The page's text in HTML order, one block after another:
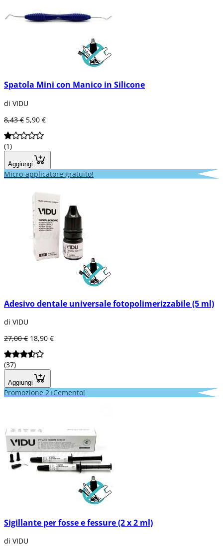
Spatola Mini con Manico in Silicone
di VIDU
8,43 € 5,90 €
(1)
Aggiungi
Micro-applicatore gratuito!
Adesivo dentale universale fotopolimerizzabile (5 ml)
di VIDU
27,00 € 18,90 €
(37)
Aggiungi
Promozione 2+Cemento!
Sigillante per fosse e fessure (2 x 2 ml)
di VIDU